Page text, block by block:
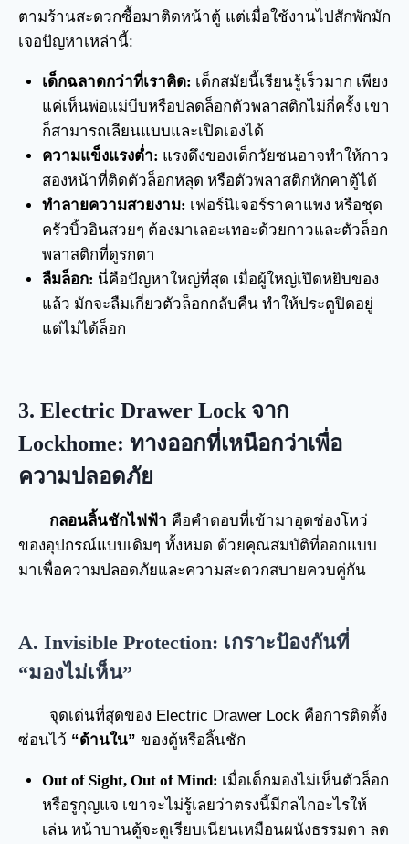
ตามร้านสะดวกซื้อมาติดหน้าตู้ แต่เมื่อใช้งานไปสักพักมัก
เจอปัญหาเหล่านี้:
เด็กฉลาดกว่าที่เราคิด: เด็กสมัยนี้เรียนรู้เร็วมาก เพียง
แค่เห็นพ่อแม่บีบหรือปลดล็อกตัวพลาสติกไม่กี่ครั้ง เขา
ก็สามารถเลียนแบบและเปิดเองได้
ความแข็งแรงต่ำ: แรงดึงของเด็กวัยซนอาจทำให้กาว
สองหน้าที่ติดตัวล็อกหลุด หรือตัวพลาสติกหักคาตู้ได้
ทำลายความสวยงาม: เฟอร์นิเจอร์ราคาแพง หรือชุด
ครัวบิ้วอินสวยๆ ต้องมาเลอะเทอะด้วยกาวและตัวล็อก
พลาสติกที่ดูรกตา
ลืมล็อก: นี่คือปัญหาใหญ่ที่สุด เมื่อผู้ใหญ่เปิดหยิบของ
แล้ว มักจะลืมเกี่ยวตัวล็อกกลับคืน ทำให้ประตูปิดอยู่
แต่ไม่ได้ล็อก
3. Electric Drawer Lock จาก
Lockhome: ทางออกที่เหนือกว่าเพื่อ
ความปลอดภัย
กลอนลิ้นชักไฟฟ้า คือคำตอบที่เข้ามาอุดช่องโหว่
ของอุปกรณ์แบบเดิมๆ ทั้งหมด ด้วยคุณสมบัติที่ออกแบบ
มาเพื่อความปลอดภัยและความสะดวกสบายควบคู่กัน
A. Invisible Protection: เกราะป้องกันที่
“มองไม่เห็น”
จุดเด่นที่สุดของ Electric Drawer Lock คือการติดตั้ง
ซ่อนไว้ “ด้านใน” ของตู้หรือลิ้นชัก
Out of Sight, Out of Mind: เมื่อเด็กมองไม่เห็นตัวล็อก
หรือรูกุญแจ เขาจะไม่รู้เลยว่าตรงนี้มีกลไกอะไรให้
เล่น หน้าบานตู้จะดูเรียบเนียนเหมือนผนังธรรมดา ลด